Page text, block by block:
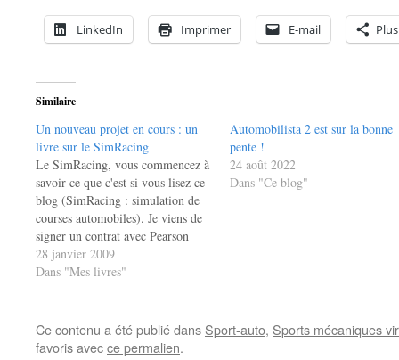
LinkedIn Imprimer E-mail Plus
Similaire
Un nouveau projet en cours : un
livre sur le SimRacing
Le SimRacing, vous commencez à
savoir ce que c'est si vous lisez ce
blog (SimRacing : simulation de
courses automobiles). Je viens de
signer un contrat avec Pearson
(www.pearson.fr) pour publier un
titre sur ce sujet. Voici quelle sera
28 janvier 2009
Dans "Mes livres"
Automobilista 2 est sur la bonne
pente !
24 août 2022
Dans "Ce blog"
Ce contenu a été publié dans Sport-auto, Sports mécaniques
favoris avecce permalien.